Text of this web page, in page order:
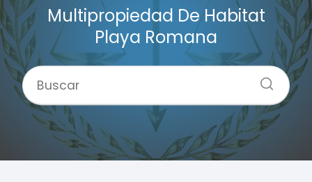
Multipropiedad De Habitat
Playa Romana